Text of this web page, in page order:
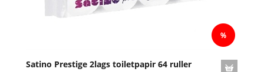
Satino Prestige 2lags toiletpapir 64 ruller